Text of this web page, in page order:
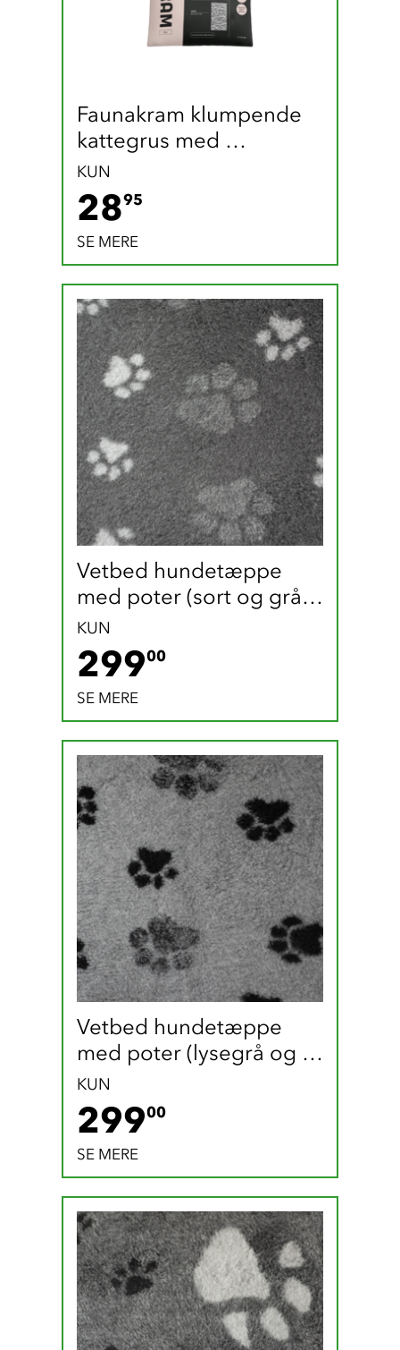
Faunakram klumpende
kattegrus med
babypudderduft (5 liter)
KUN
2895
SE MERE
Vetbed hundetæppe
med poter (sort og grå /
165 x 100 cm)
KUN
29900299 DKK
SE MERE
Vetbed hundetæppe
med poter (lysegrå og
sort / 165 x 100 cm)
KUN
29900299 DKK
SE MERE